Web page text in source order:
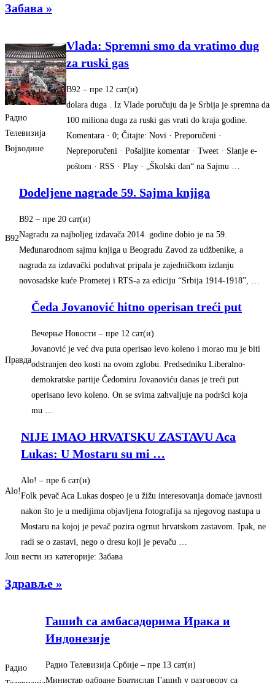
Забава »
Радио
Телевизија
Војводине
Vlada: Spremni smo da vratimo dug
za ruski gas
B92 – ‎пре 12 сат(и)‎
dolara duga . Iz Vlade poručuju da je Srbija je spremna da
100 miliona duga za ruski gas vrati do kraja godine.
Komentara · 0; Čitajte: Novi · Preporučeni ·
Nepreporučeni · Pošaljite komentar · Tweet · Slanje e-
poštom · RSS · Play · „Školski dan“ na Sajmu …
B92
Dodeljene nagrade 59. Sajma knjiga
B92 – ‎пре 20 сат(и)‎
Nagradu za najboljeg izdavača 2014. godine dobio je na 59.
Međunarodnom sajmu knjiga u Beogradu Zavod za udžbenike, a
nagrada za izdavački poduhvat pripala je zajedničkom izdanju
novosadske kuće Prometej i RTS-a za ediciju “Srbija 1914-1918”, …
Правда
Čeda Jovanović hitno operisan treći put
Вечерње Новости – ‎пре 12 сат(и)‎
Jovanović je već dva puta operisao levo koleno i morao mu je biti
odstranjen deo kosti na ovom zglobu. Predsedniku Liberalno-
demokratske partije Čedomiru Jovanoviću danas je treći put
operisano levo koleno. On se svima zahvaljuje na podršci koja
mu …
Alo!
NIJE IMAO HRVATSKU ZASTAVU Aca
Lukas: U Mostaru su mi …
Alo! – ‎пре 6 сат(и)‎
Folk pevač Aca Lukas dospeo je u žižu interesovanja domaće javnosti
nakon što je u medijima objavljena fotografija sa njegovog nastupa u
Mostaru na kojoj je pevač pozira ogrnut hrvatskom zastavom. Ipak, ne
radi se o zastavi, nego o dresu koji je pevaču …
Још вести из категорије: Забава
Здравље »
Радио
Гашић са амбасадорима Ирака и
Индонезије
Радио Телевизија Србије – ‎пре 13 сат(и)‎
Министар одбране Братислав Гашић у разговору са